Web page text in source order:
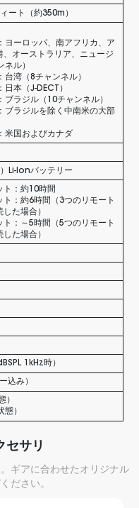
ート（約350m）
ヨーロッパ、南アフリカ、ア
、オーストラリア、ニュージ
ネル）
湾（8チャンネル）
本（J-DECT）
ラジル（10チャンネル）
ブラジルを除く中南米の大部
米国およびカナダ
Li-lonバッテリー
ト：約10時間
ト：約6時間（3つのリモート
た場合）
ト：～5時間（5つのリモート
た場合）
1kHz時）
込み）
）
）
セサリ
ギアに合わせたオリジナル
ださい。